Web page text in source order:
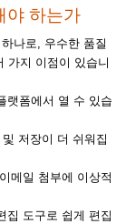
야 하는가
나로, 우수한 품질
가지 이점이 있습니
랫폼에서 열 수 있습
저장이 더 쉬워집
메일 첨부에 이상적
집 도구로 쉽게 편집